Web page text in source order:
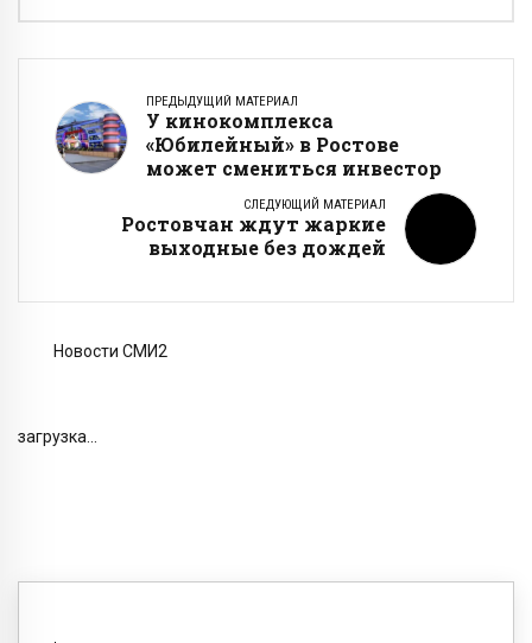
ПРЕДЫДУЩИЙ МАТЕРИАЛ
У кинокомплекса
«Юбилейный» в Ростове
может смениться инвестор
СЛЕДУЮЩИЙ МАТЕРИАЛ
Ростовчан ждут жаркие
выходные без дождей
Новости СМИ2
загрузка...